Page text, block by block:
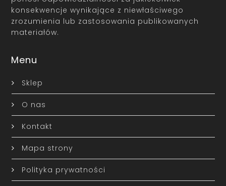
konsekwencje wynikające z niewłaściwego
zrozumienia lub zastosowania publikowanych
materiałów.
Menu
Sklep
O nas
Kontakt
Mapa strony
Polityka prywatności